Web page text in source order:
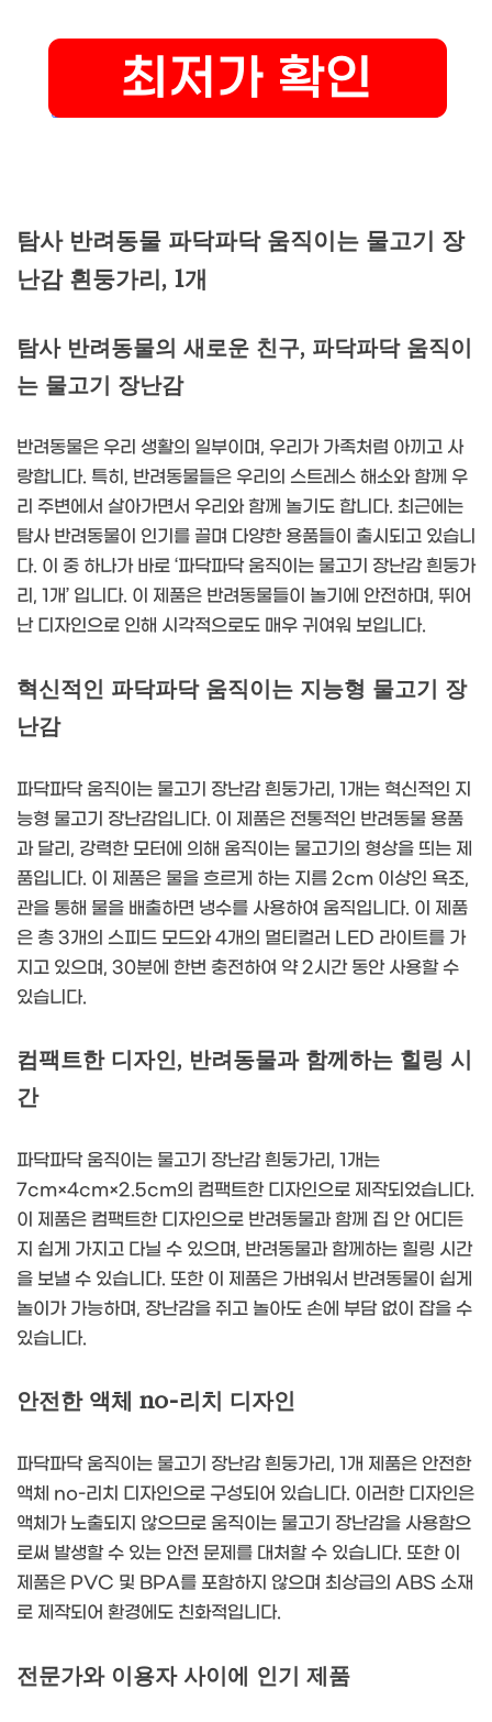
탐사 반려동물 파닥파닥 움직이는 물고기 장
난감 흰둥가리, 1개
탐사 반려동물의 새로운 친구, 파닥파닥 움직이
는 물고기 장난감
반려동물은 우리 생활의 일부이며, 우리가 가족처럼 아끼고 사
랑합니다. 특히, 반려동물들은 우리의 스트레스 해소와 함께 우
리 주변에서 살아가면서 우리와 함께 놀기도 합니다. 최근에는
탐사 반려동물이 인기를 끌며 다양한 용품들이 출시되고 있습니
다. 이 중 하나가 바로 ‘파닥파닥 움직이는 물고기 장난감 흰둥가
리, 1개’ 입니다. 이 제품은 반려동물들이 놀기에 안전하며, 뛰어
난 디자인으로 인해 시각적으로도 매우 귀여워 보입니다.
혁신적인 파닥파닥 움직이는 지능형 물고기 장
난감
파닥파닥 움직이는 물고기 장난감 흰둥가리, 1개는 혁신적인 지
능형 물고기 장난감입니다. 이 제품은 전통적인 반려동물 용품
과 달리, 강력한 모터에 의해 움직이는 물고기의 형상을 띄는 제
품입니다. 이 제품은 물을 흐르게 하는 지름 2cm 이상인 욕조,
관을 통해 물을 배출하면 냉수를 사용하여 움직입니다. 이 제품
은 총 3개의 스피드 모드와 4개의 멀티컬러 LED 라이트를 가
지고 있으며, 30분에 한번 충전하여 약 2시간 동안 사용할 수
있습니다.
컴팩트한 디자인, 반려동물과 함께하는 힐링 시
간
파닥파닥 움직이는 물고기 장난감 흰둥가리, 1개는
7cm×4cm×2.5cm의 컴팩트한 디자인으로 제작되었습니다.
이 제품은 컴팩트한 디자인으로 반려동물과 함께 집 안 어디든
지 쉽게 가지고 다닐 수 있으며, 반려동물과 함께하는 힐링 시간
을 보낼 수 있습니다. 또한 이 제품은 가벼워서 반려동물이 쉽게
놀이가 가능하며, 장난감을 쥐고 놀아도 손에 부담 없이 잡을 수
있습니다.
안전한 액체 no-리치 디자인
파닥파닥 움직이는 물고기 장난감 흰둥가리, 1개 제품은 안전한
액체 no-리치 디자인으로 구성되어 있습니다. 이러한 디자인은
액체가 노출되지 않으므로 움직이는 물고기 장난감을 사용함으
로써 발생할 수 있는 안전 문제를 대처할 수 있습니다. 또한 이
제품은 PVC 및 BPA를 포함하지 않으며 최상급의 ABS 소재
로 제작되어 환경에도 친화적입니다.
전문가와 이용자 사이에 인기 제품